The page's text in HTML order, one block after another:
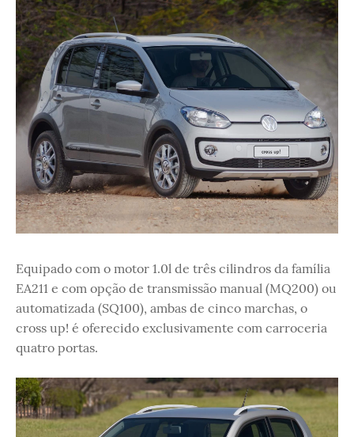
Equipado com o motor 1.0l de três cilindros da família
EA211 e com opção de transmissão manual (MQ200) ou
automatizada (SQ100), ambas de cinco marchas, o
cross up! é oferecido exclusivamente com carroceria
quatro portas.